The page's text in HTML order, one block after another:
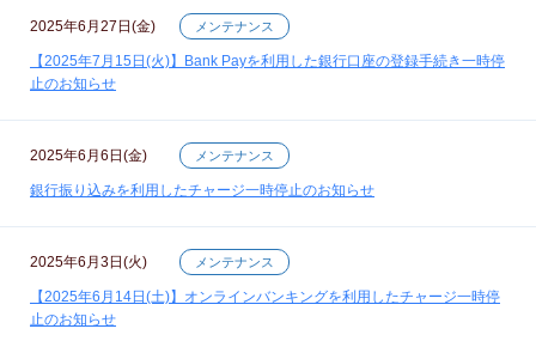
2025年6月27日(金) メンテナンス
【2025年7月15日(火)】Bank Payを利用した銀行口座の登録手続き一時停
止のお知らせ
2025年6月6日(金) メンテナンス
銀行振り込みを利用したチャージ一時停止のお知らせ
2025年6月3日(火) メンテナンス
【2025年6月14日(土)】オンラインバンキングを利用したチャージ一時停
止のお知らせ